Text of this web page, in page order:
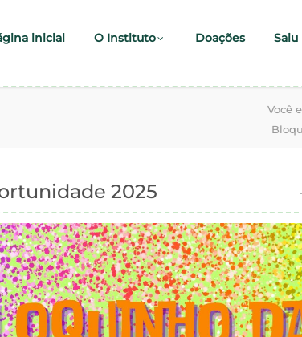
inicial O Instituto Doações Saiu
Você
2025